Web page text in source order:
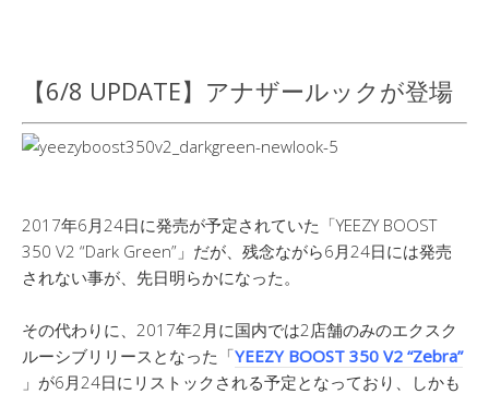
【6/8 UPDATE】アナザールックが登場
2017年6月24日に発売が予定されていた「YEEZY BOOST
350 V2 “Dark Green”」だが、残念ながら6月24日には発売
されない事が、先日明らかになった。
その代わりに、2017年2月に国内では2店舗のみのエクスク
ルーシブリリースとなった「YEEZY BOOST 350 V2 “Zebra”
」が6月24日にリストックされる予定となっており、しかも